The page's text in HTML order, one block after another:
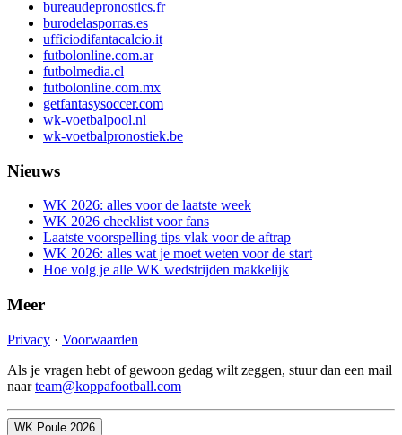
bureaudepronostics.fr
burodelasporras.es
ufficiodifantacalcio.it
futbolonline.com.ar
futbolmedia.cl
futbolonline.com.mx
getfantasysoccer.com
wk-voetbalpool.nl
wk-voetbalpronostiek.be
Nieuws
WK 2026: alles voor de laatste week
WK 2026 checklist voor fans
Laatste voorspelling tips vlak voor de aftrap
WK 2026: alles wat je moet weten voor de start
Hoe volg je alle WK wedstrijden makkelijk
Meer
Privacy · Voorwaarden
Als je vragen hebt of gewoon gedag wilt zeggen, stuur dan een mail
naarteam@koppafootball.com
WK Poule 2026